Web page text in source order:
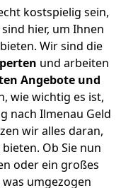
kostspielig sein,
hier, um Ihnen
Wir sind die
und arbeiten
Angebote und
wie wichtig es ist,
nach Ilmenau Geld
wir alles daran,
Ob Sie nun
oder ein großes
umgezogen